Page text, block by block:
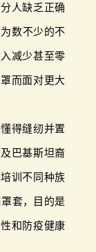
人缺乏正确
数不少的不
减少甚至零
而面对更大
得缝纫并置
巴基斯坦裔
训不同种族
套，目的是
和防疫健康